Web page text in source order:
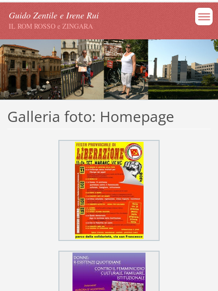
Guido Zentile e Irene Rui
IL ROM ROSSO e ZINGARA
Galleria foto: Homepage